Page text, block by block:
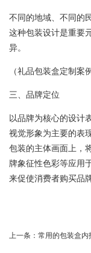
不同的地域、不同的
这种包装设计是重要
异。
（礼品包装盒定制案例
三、品牌定位
以品牌为核心的设计
视觉形象为主要的表
包装的主体画面上，
牌象征性色彩等应用
来促使消费者购买品
上一条： 常用的包装盒内